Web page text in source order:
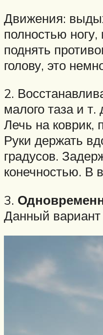
Движения:
полностью
поднять
голову, это
2.
малого таза и т.
Лечь на коврик,
Руки держать
градусов.
конечностью. В
3.
Данный